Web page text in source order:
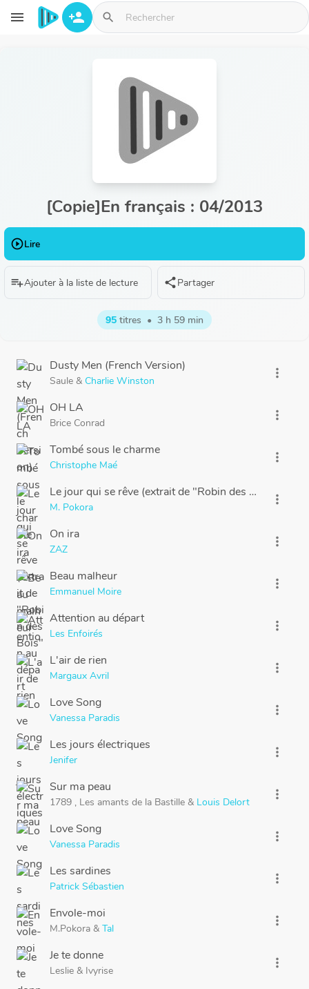
Aller au contenu principal
menu person_add search
[Copie]En français : 04/2013
play_circle_outlineLire
playlist_addAjouter à la liste de lecture sharePartager
95 titres • 3 h 59 min
Dusty Men (French Version)
Saule & Charlie Winston
more_vert
OH LA
Brice Conrad
more_vert
Tombé sous le charme
Christophe Maé
more_vert
Le jour qui se rêve (extrait de "Robin des Bois")
M. Pokora
more_vert
On ira
ZAZ
more_vert
Beau malheur
Emmanuel Moire
more_vert
Attention au départ
Les Enfoirés
more_vert
L'air de rien
Margaux Avril
more_vert
Love Song
Vanessa Paradis
more_vert
Les jours électriques
Jenifer
more_vert
Sur ma peau
1789 , Les amants de la Bastille & Louis Delort
more_vert
Love Song
Vanessa Paradis
more_vert
Les sardines
Patrick Sébastien
more_vert
Envole-moi
M.Pokora & Tal
more_vert
Je te donne
Leslie & Ivyrise
more_vert